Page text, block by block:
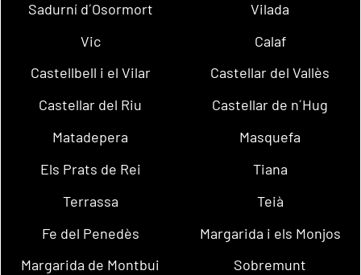
Sadurní d´Osormort
Vilada
Vic
Calaf
Castellbell i el Vilar
Castellar del Vallès
Castellar del Riu
Castellar de n´Hug
Matadepera
Masquefa
Els Prats de Rei
Tiana
Terrassa
Teià
Fe del Penedès
Margarida i els Monjos
Margarida de Montbui
Sobremunt